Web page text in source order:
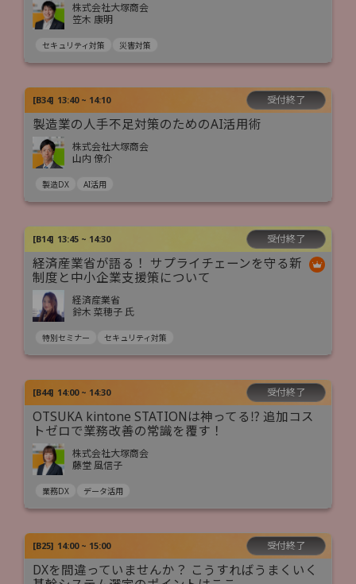
株式会社大塚商会
笠木 康明
セキュリティ対策 災害対策
[B34] 13:40 ~ 14:10 受付終了
製造業の人手不足対策のためのAI活用術
株式会社大塚商会
山内 僚介
製造DX AI活用
[B14] 13:45 ~ 14:30 受付終了
経済産業省が語る！ サプライチェーンを守る新
制度と中小企業支援策について
経済産業省
鈴木 菜穂子 氏
特別セミナー セキュリティ対策
[B44] 14:00 ~ 14:30 受付終了
OTSUKA kintone STATIONは神ってる⁉ 追加コス
トゼロで業務改善の常識を覆す！
株式会社大塚商会
藤堂 風信子
業務DX データ活用
[B25] 14:00 ~ 15:00 受付終了
DXを間違っていませんか？ こうすればうまくいく